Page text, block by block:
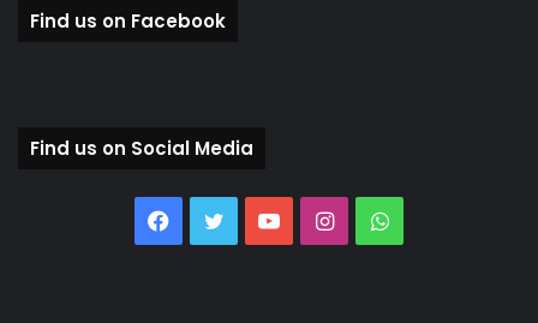
Find us on Facebook
Find us on Social Media
Facebook
TwitterYouTubeInstagramWhatsApp